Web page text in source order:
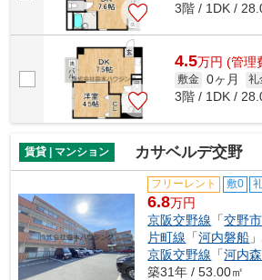
3階 / 1DK /
4.5万円 (管理
敷金 0ヶ月 礼
3階 / 1DK /
賃貸 | マンション カサベルデ交野
フリーレント 敷0
6.8万円
京阪交野線 「交野市
片町線 「河内磐船
京阪交野線 「河内森
築31年 / 53.00㎡